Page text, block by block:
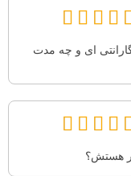
ای و چه مدت